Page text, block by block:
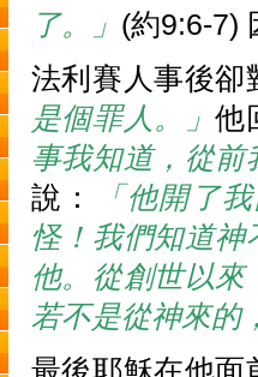
了。」 (約9:6-7)
法利賽人事後卻
是個罪人。」他
事我知道，從前
說：
「他開了
怪！我們知道神
他。從創世以
若不是從神來的
最後耶穌在他面